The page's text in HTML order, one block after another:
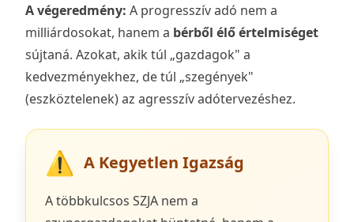
A végeredmény: A progresszív adó nem a
milliárdosokat, hanem a bérből élő értelmiséget
sújtaná. Azokat, akik túl „gazdagok" a
kedvezményekhez, de túl „szegények"
(eszköztelenek) az agresszív adótervezéshez.
⚠️ A Kegyetlen Igazság
A többkulcsos SZJA nem a